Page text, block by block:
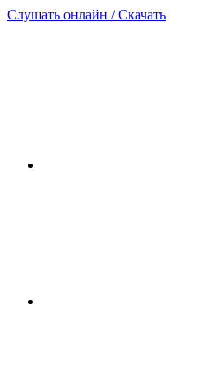
Слушать онлайн / Скачать